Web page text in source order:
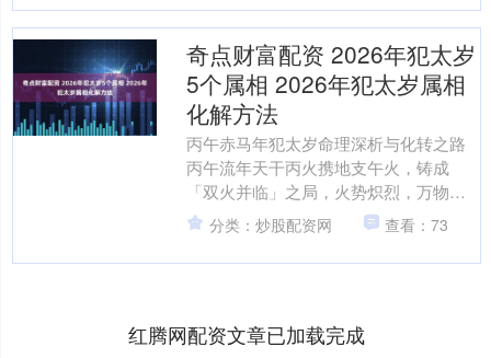
奇点财富配资 2026年犯太岁
5个属相 2026年犯太岁属相
化解方法
丙午赤马年犯太岁命理深析与化转之路
丙午流年天干丙火携地支午火，铸成
「双火并临」之局，火势炽烈，万物显
躁动变革之象 值此火炎之年生肖午马逢
值太岁兼刑太岁。生肖子....
分类：炒股配资网 查看：73
红腾网配资文章已加载完成